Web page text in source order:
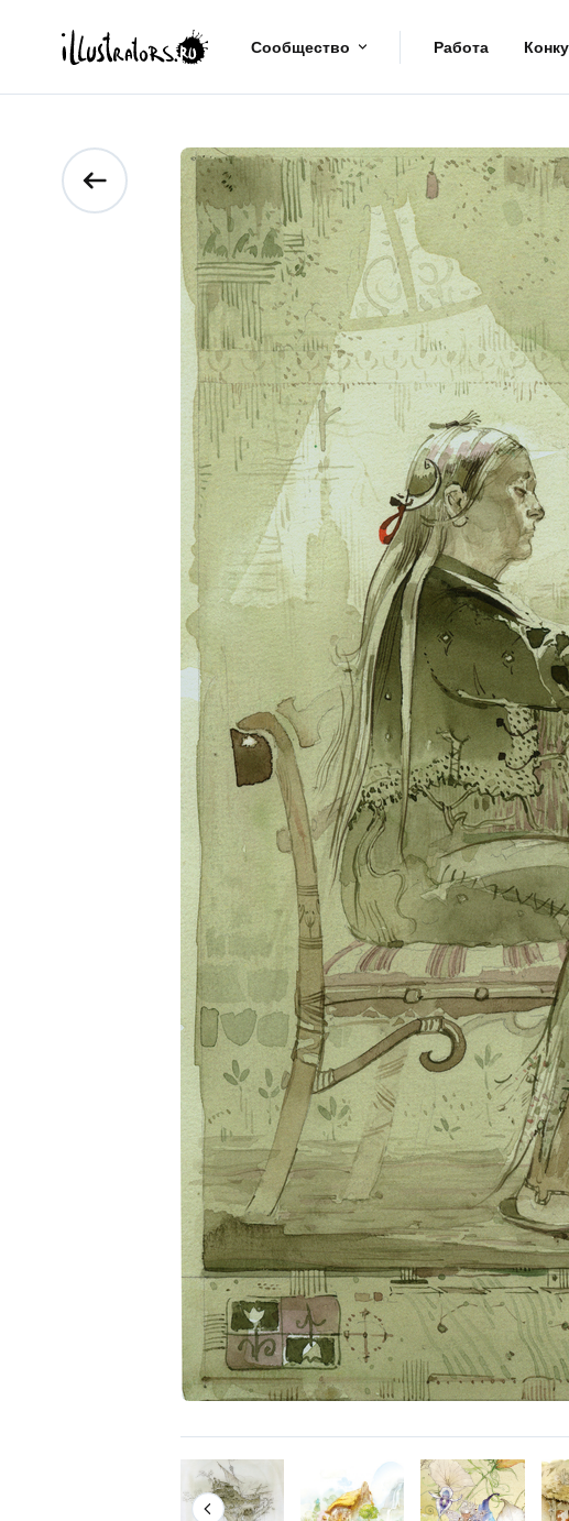
Сообщество Работа